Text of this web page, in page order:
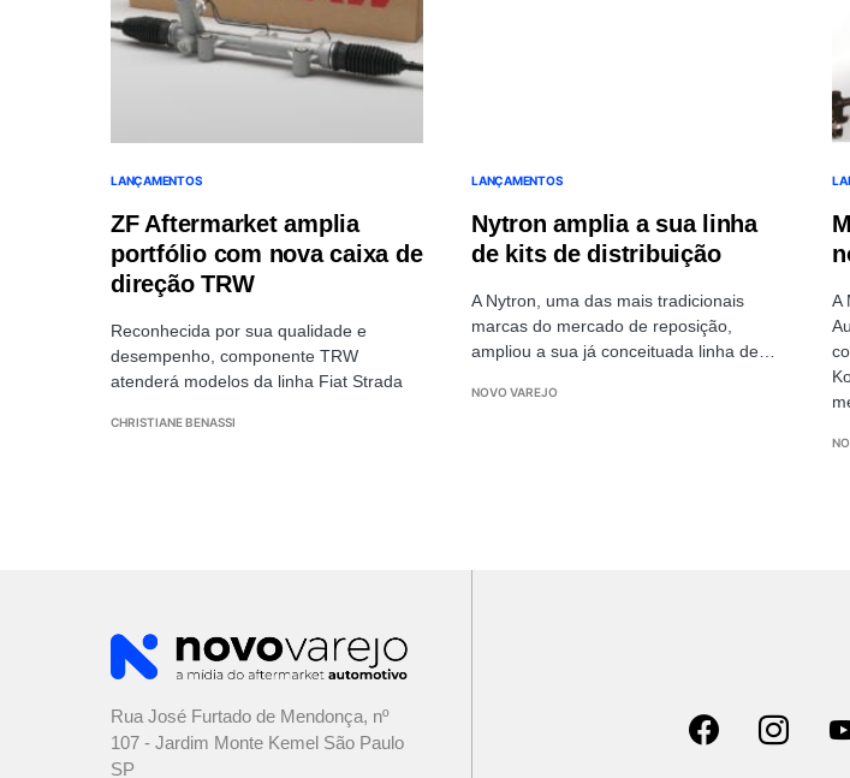
LANÇAMENTOS
ZF Aftermarket amplia
portfólio com nova caixa de
direção TRW
Reconhecida por sua qualidade e
desempenho, componente TRW
atenderá modelos da linha Fiat Strada
CHRISTIANE BENASSI
LANÇAMENTOS
Nytron amplia a sua linha
de kits de distribuição
A Nytron, uma das mais tradicionais
marcas do mercado de reposição,
ampliou a sua já conceituada linha de…
NOVO VAREJO
A
Rua José Furtado de Mendonça, nº
107 - Jardim Monte Kemel São Paulo
SP